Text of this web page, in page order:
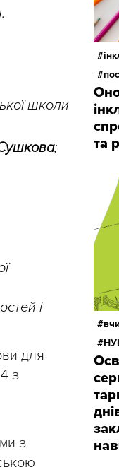
школи
;
і
для
з
з
та